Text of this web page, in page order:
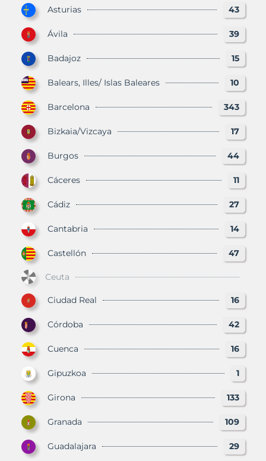
Asturias 43
Ávila 39
Badajoz 15
Balears, Illes/ Islas Baleares 10
Barcelona 343
Bizkaia/Vizcaya 17
Burgos 44
Cáceres 11
Cádiz 27
Cantabria 14
Castellón 47
Ceuta
Ciudad Real 16
Córdoba 42
Cuenca 16
Gipuzkoa 1
Girona 133
Granada 109
Guadalajara 29